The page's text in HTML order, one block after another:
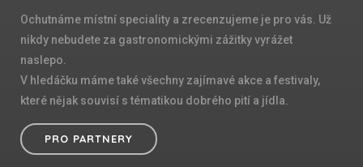
Ochutnáme místní speciality a zrecenzujeme je pro vás. Už
nikdy nebudete za gastronomickými zážitky vyrážet
naslepo.
V hledáčku máme také všechny zajímavé akce a festivaly,
které nějak souvisí s tématikou dobrého pití a jídla.
PRO PARTNERY